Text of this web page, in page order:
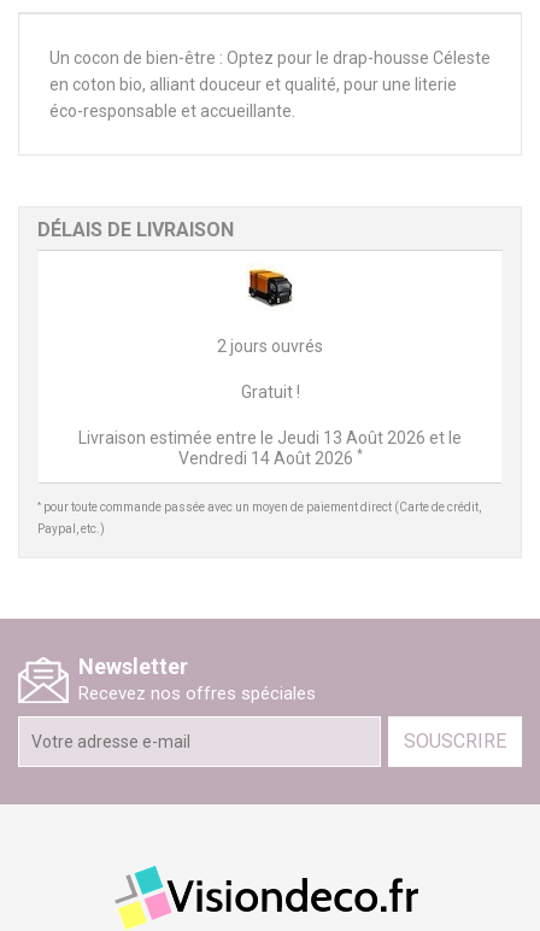
Un cocon de bien-être : Optez pour le drap-housse Céleste
en coton bio, alliant douceur et qualité, pour une literie
éco-responsable et accueillante.
DÉLAIS DE LIVRAISON
2 jours ouvrés
Gratuit !
Livraison estimée entre le Jeudi 13 Août 2026 et le
Vendredi 14 Août 2026 *
* pour toute commande passée avec un moyen de paiement direct (Carte de crédit,
Paypal, etc.)
Newsletter
Recevez nos offres spéciales
SOUSCRIRE